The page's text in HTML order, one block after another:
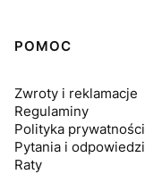
Linki w stopce
POMOC
Zwroty i reklamacje
Regulaminy
Polityka prywatności
Pytania i odpowiedzi
Raty